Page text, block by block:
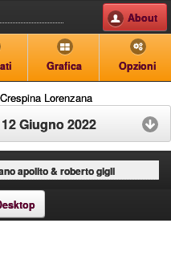
About
Grafica Opzioni
Lorenzana
Giugno 2022
apolito & roberto gigli